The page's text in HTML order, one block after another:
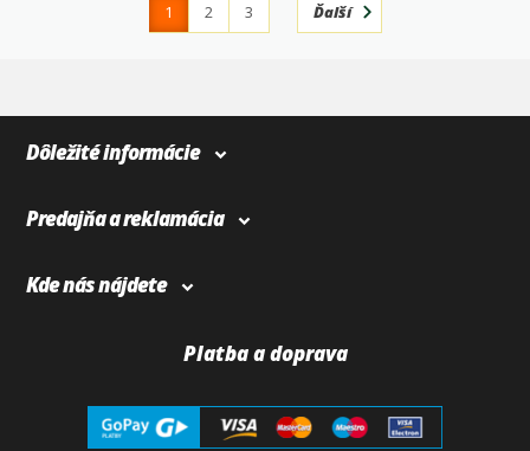
1 2
3
Ďalší
Dôležité informácie
Predajňa a reklamácia
Kde nás nájdete
Platba a doprava